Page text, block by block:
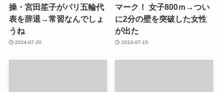
操・宮田笙子がパリ五輪代
表を辞退→常習なんでしょ
うね
2024-07-20
マーク！ 女子800ｍ→つい
に2分の壁を突破した女性
が出た
2024-07-15